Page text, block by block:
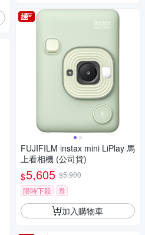
FUJIFILM instax mini LiPlay 馬
上看相機 (公司貨)
$5,605 $5,900
限時下殺
券
加入購物車